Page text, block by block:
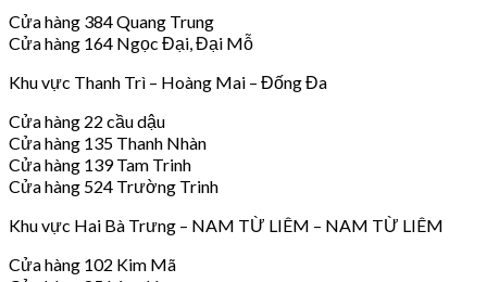
Cửa hàng 384 Quang Trung
Cửa hàng 164 Ngọc Đại, Đại Mỗ
Khu vực Thanh Trì – Hoàng Mai – Đống Đa
Cửa hàng 22 cầu dậu
Cửa hàng 135 Thanh Nhàn
Cửa hàng 139 Tam Trinh
Cửa hàng 524 Trường Trinh
Khu vực Hai Bà Trưng – NAM TỪ LIÊM – NAM TỪ LIÊM
Cửa hàng 102 Kim Mã